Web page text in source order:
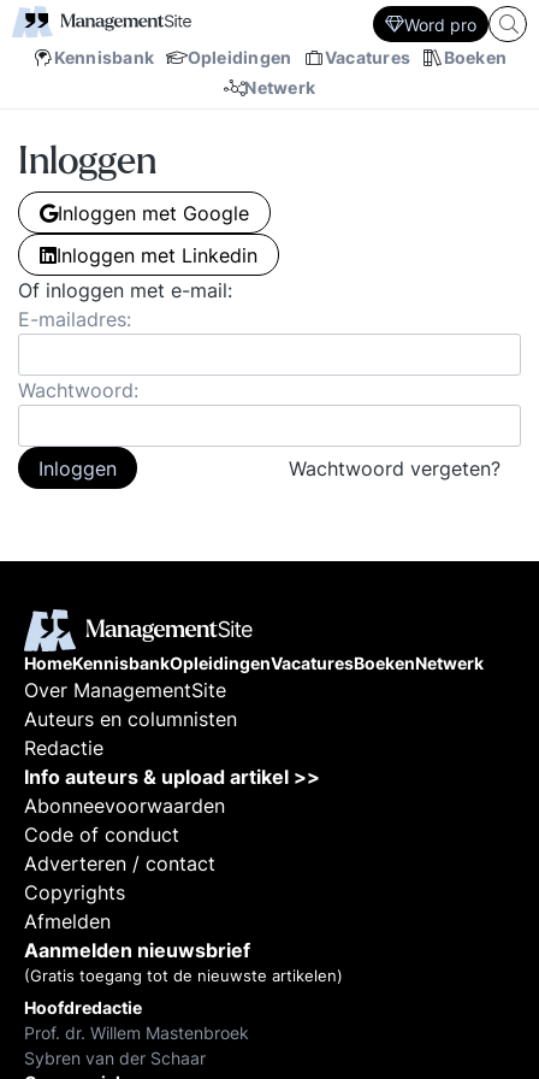
Kennisbank Opleidingen Vacatures
Boeken
Netwerk
Word pro
Inloggen
Inloggen met Google
Inloggen met Linkedin
Of inloggen met e-mail:
E-mailadres:
Wachtwoord:
Inloggen Wachtwoord vergeten?
HomeKennisbankOpleidingenVacaturesBoekenNetwerk
Over ManagementSite
Auteurs en columnisten
Redactie
Info auteurs & upload artikel >>
Abonneevoorwaarden
Code of conduct
Adverteren / contact
Copyrights
Afmelden
Aanmelden nieuwsbrief
(Gratis toegang tot de nieuwste artikelen)
Hoofdredactie
Prof. dr. Willem Mastenbroek
Sybren van der Schaar